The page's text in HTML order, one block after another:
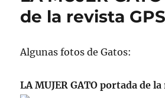
de la revista GPS
Algunas fotos de Gatos:
LA MUJER GATO portada de